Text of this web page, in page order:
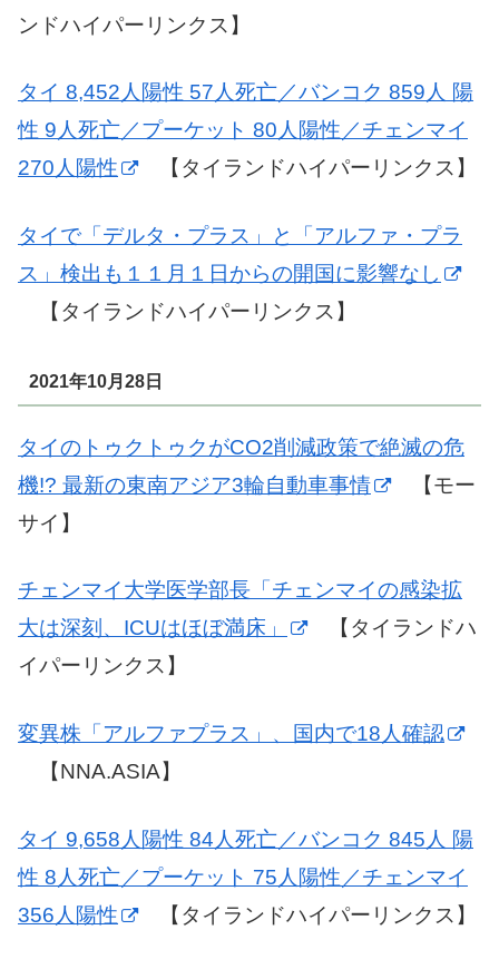
ンドハイパーリンクス】
タイ 8,452人陽性 57人死亡／バンコク 859人 陽
性 9人死亡／プーケット 80人陽性／チェンマイ
270人陽性
【タイランドハイパーリンクス】
タイで「デルタ・プラス」と「アルファ・プラ
ス」検出も１１月１日からの開国に影響なし
【タイランドハイパーリンクス】
2021年10月28日
タイのトゥクトゥクがCO2削減政策で絶滅の危
機!? 最新の東南アジア3輪自動車事情
【モー
サイ】
チェンマイ大学医学部長「チェンマイの感染拡
大は深刻、ICUはほぼ満床」
【タイランドハ
イパーリンクス】
変異株「アルファプラス」、国内で18人確認
【NNA.ASIA】
タイ 9,658人陽性 84人死亡／バンコク 845人 陽
性 8人死亡／プーケット 75人陽性／チェンマイ
356人陽性
【タイランドハイパーリンクス】